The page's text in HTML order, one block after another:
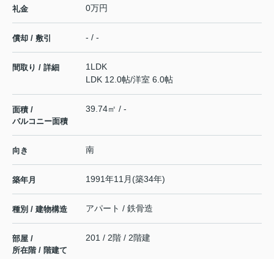
礼金 0万円
償却 / 敷引 - / -
間取り / 詳細
1LDK
LDK 12.0帖/洋室 6.0帖
面積 /
バルコニー面積
39.74㎡ / -
向き 南
築年月 1991年11月(築34年)
種別 / 建物構造 アパート / 鉄骨造
部屋 /
所在階 / 階建て
201 / 2階 / 2階建